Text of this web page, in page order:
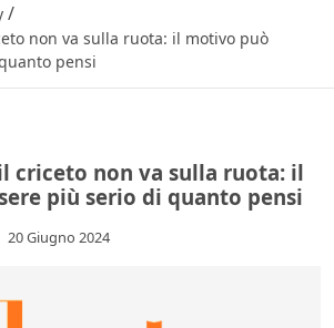
/
non va sulla ruota: il motivo può
pensi
criceto non va sulla ruota: il
più serio di quanto pensi
20 Giugno 2024